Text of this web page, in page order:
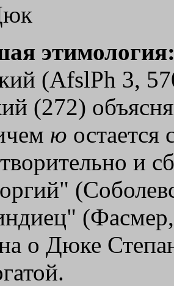
(AfslPh 3,
(272)
ю
и
(Фасмер,
о Дюке